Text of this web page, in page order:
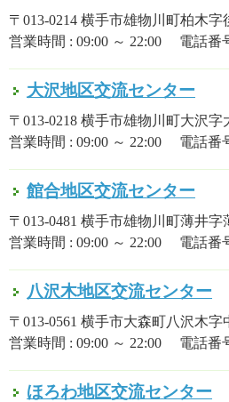
〒013-0214 横手市雄物川町柏木字
営業時間 : 09:00 ～ 22:00 電話番
大沢地区交流センター
〒013-0218 横手市雄物川町大沢字
営業時間 : 09:00 ～ 22:00 電話番
館合地区交流センター
〒013-0481 横手市雄物川町薄井字
営業時間 : 09:00 ～ 22:00 電話番
八沢木地区交流センター
〒013-0561 横手市大森町八沢木字
営業時間 : 09:00 ～ 22:00 電話番
ほろわ地区交流センター